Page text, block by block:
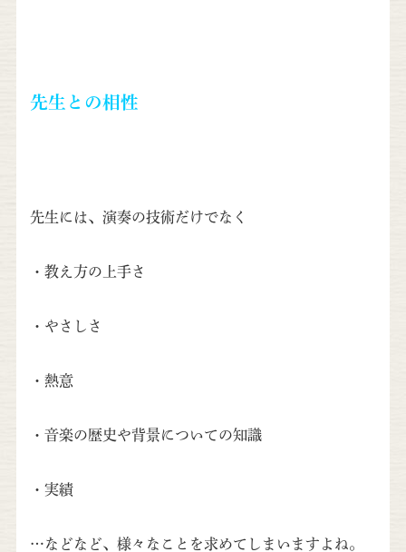
先生との相性
先生には、演奏の技術だけでなく
・教え方の上手さ
・やさしさ
・熱意
・音楽の歴史や背景についての知識
・実績
…などなど、様々なことを求めてしまいますよね。